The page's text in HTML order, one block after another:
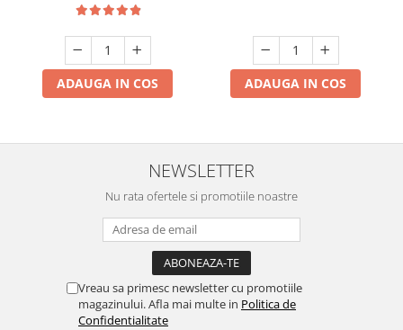
ADAUGA IN COS ADAUGA IN COS
NEWSLETTER
Nu rata ofertele si promotiile noastre
Vreau sa primesc newsletter cu promotiile
magazinului. Afla mai multe in Politica de
Confidentialitate